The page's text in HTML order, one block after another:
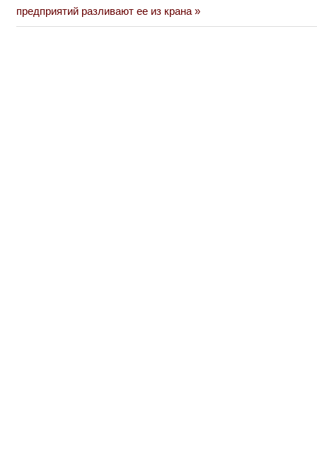
записям
Post:
предприятий разливают ее из крана